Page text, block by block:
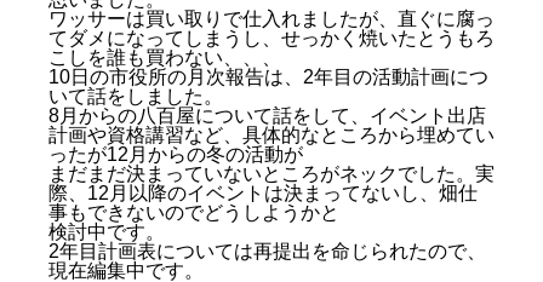
ワッサーは買い取りで仕入れましたが、直ぐに腐っ
てダメになってしまうし、せっかく焼いたとうもろ
こしを誰も買わない、、、
10日の市役所の月次報告は、2年目の活動計画につ
いて話をしました。
8月からの八百屋について話をして、イベント出店
計画や資格講習など、具体的なところから埋めてい
ったが12月からの冬の活動が
まだまだ決まっていないところがネックでした。実
際、12月以降のイベントは決まってないし、畑仕
事もできないのでどうしようかと
検討中です。
2年目計画表については再提出を命じられたので、
現在編集中です。